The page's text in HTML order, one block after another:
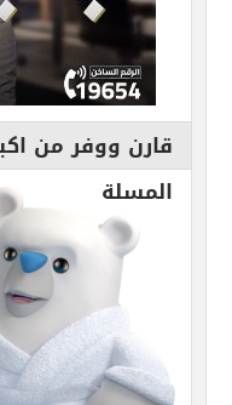
قارن ووفر من
المسلة